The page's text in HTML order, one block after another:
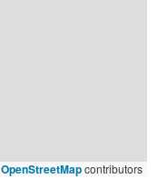
OpenStreetMapcontributors